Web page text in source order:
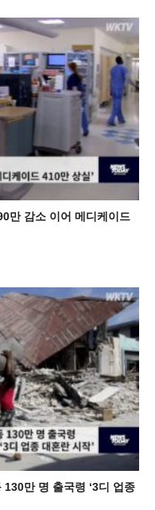
만 감소 이어 메디케이드
만 명 출국령 ‘3디 업종